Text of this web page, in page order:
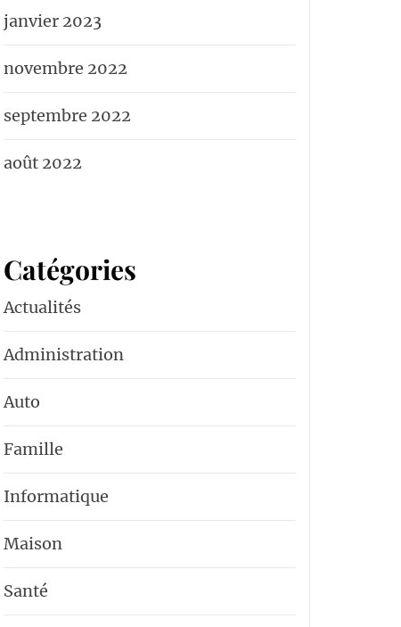
janvier 2023
novembre 2022
septembre 2022
août 2022
Catégories
Actualités
Administration
Auto
Famille
Informatique
Maison
Santé